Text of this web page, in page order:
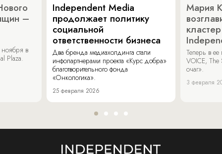
–
ноября в
Plaza.
Independent Media
продолжает политику
социальной
ответственности бизнеса
Два бренда медиахолдинга стали
инфопартнерами проекта «Курс добра»
благотворительного фонда
«Онкологика».
25 февраля 2026
Мария
Теперь в
VOICE,
очаг».
3 февраля